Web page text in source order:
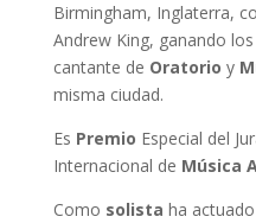
Birmingham, Inglaterra,
Andrew King, ganando los
cantante de Oratorio y
misma ciudad.
Es Premio Especial del
Internacional de Música
Como solista ha